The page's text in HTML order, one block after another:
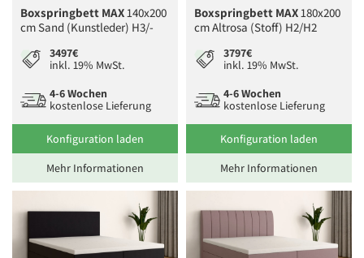
Boxspringbett MAX140x200
cm Sand (Kunstleder) H3/-
3497€
inkl. 19% MwSt.
4-6 Wochen
kostenlose Lieferung
Konfiguration laden
Mehr Informationen
Boxspringbett MAX180x200
cm Altrosa (Stoff) H2/H2
3797€
inkl. 19% MwSt.
4-6 Wochen
kostenlose Lieferung
Konfiguration laden
Mehr Informationen